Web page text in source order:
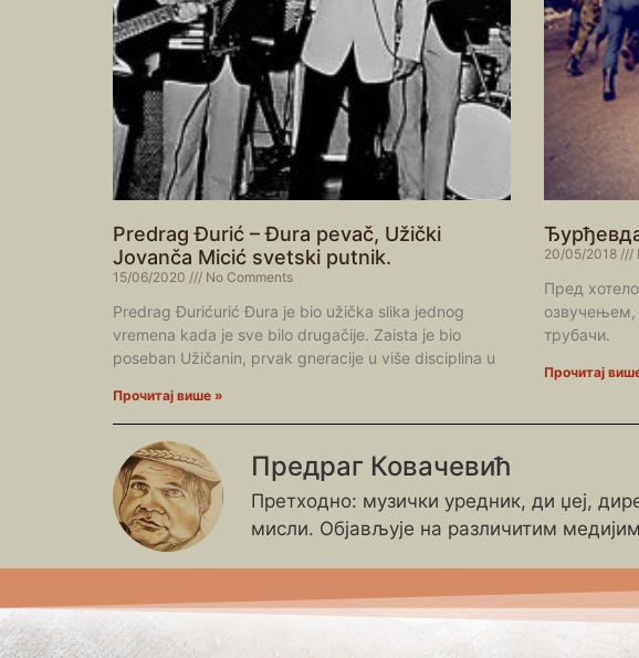
Predrag Đurić – Đura pevač, Užički
Jovanča Micić svetski putnik.
15/06/2020 No Comments
Predrag Đurićurić Đura je bio užička slika jednog
vremena kada je sve bilo drugačije. Zaista je bio
poseban Užičanin, prvak gneracije u više disciplina u
Прочитај више »
20/05/2018
Пред
озвучењем,
трубачи.
Прочитај
Предраг Ковачевић
Претходно: музички уредник, ди џеј,
мисли. Објављује на различитим